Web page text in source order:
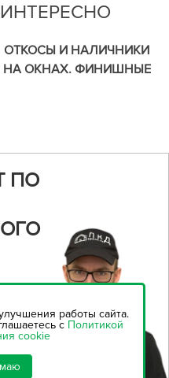
ОТКОСЫ И НАЛИЧНИКИ
НА ОКНАХ. ФИНИШНЫЕ
ПО
работы сайта.
с Политикой
cookie